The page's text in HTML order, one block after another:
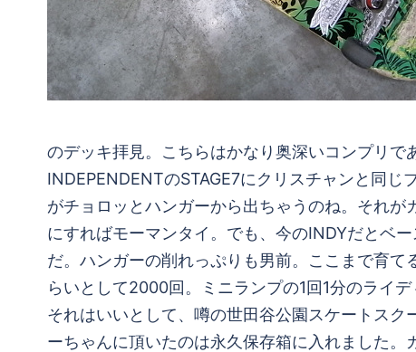
のデッキ拝見。こちらはかなり奥深いコンプリ
INDEPENDENTのSTAGE7にクリスチャンと同
がチョロッとハンガーから出ちゃうのね。それ
にすればモーマンタイ。でも、今のINDYだとベ
だ。ハンガーの削れっぷりも男前。ここまで育
らいとして2000回。ミニランプの1回1分のライ
それはいいとして、噂の世田谷公園スケートス
ーちゃんに頂いたのは永久保存箱に入れました